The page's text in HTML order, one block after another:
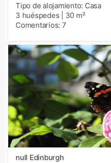
Tipo de alojamiento: Casa
3 huéspedes
30 m²
Comentarios: 7
null Edinburgh